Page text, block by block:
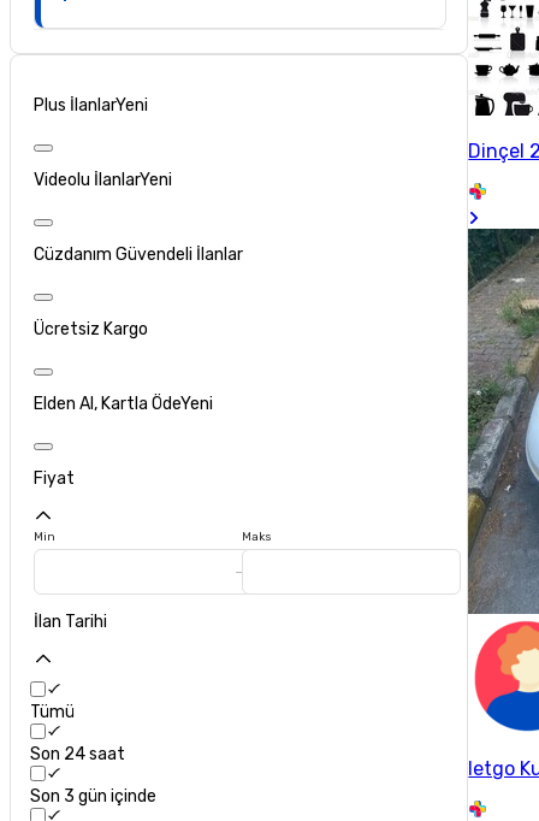
Plus İlanlarYeni
Videolu İlanlarYeni
Cüzdanım Güvendeli İlanlar
Ücretsiz Kargo
Elden Al, Kartla ÖdeYeni
Fiyat
Min Maks
İlan Tarihi
Tümü
Son 24 saat
Son 3 gün içinde
Dinçel
letgo